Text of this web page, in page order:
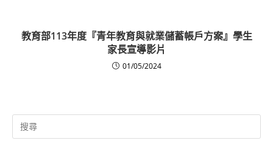
教育部113年度『青年教育與就業儲蓄帳戶方案』學生
家長宣導影片
01/05/2024
Search
for: